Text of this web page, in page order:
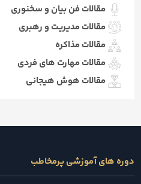
مقالات فن بیان و سخنوری
مقالات مدیریت و رهبری
مقالات مذاکره
مقالات مهارت های فردی
مقالات هوش هیجانی
دوره های آموزشی پرمخاطب